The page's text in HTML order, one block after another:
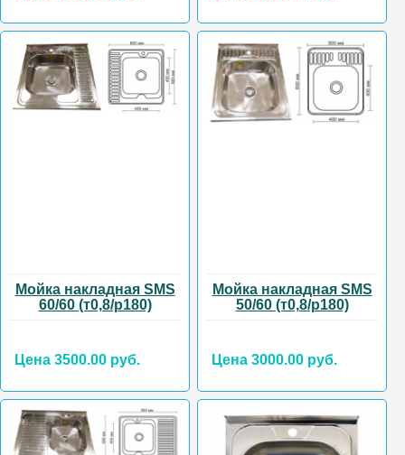
Мойка накладная SMS
60/60 (т0,8/р180)
Цена 3500.00 руб.
Мойка накладная SMS
50/60 (т0,8/р180)
Цена 3000.00 руб.